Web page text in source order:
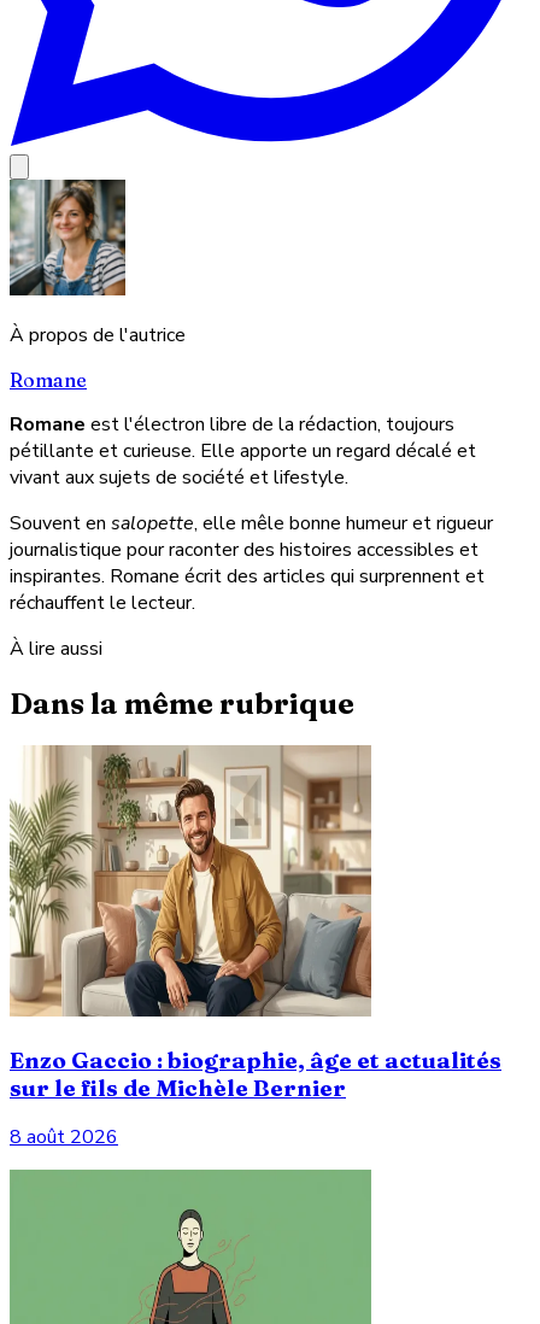
À propos de l'autrice
Romane
Romane est l'électron libre de la rédaction, toujours
pétillante et curieuse. Elle apporte un regard décalé et
vivant aux sujets de société et lifestyle.
Souvent en salopette, elle mêle bonne humeur et rigueur
journalistique pour raconter des histoires accessibles et
inspirantes. Romane écrit des articles qui surprennent et
réchauffent le lecteur.
À lire aussi
Dans la même rubrique
Enzo Gaccio : biographie, âge et actualités
sur le fils de Michèle Bernier
8 août 2026